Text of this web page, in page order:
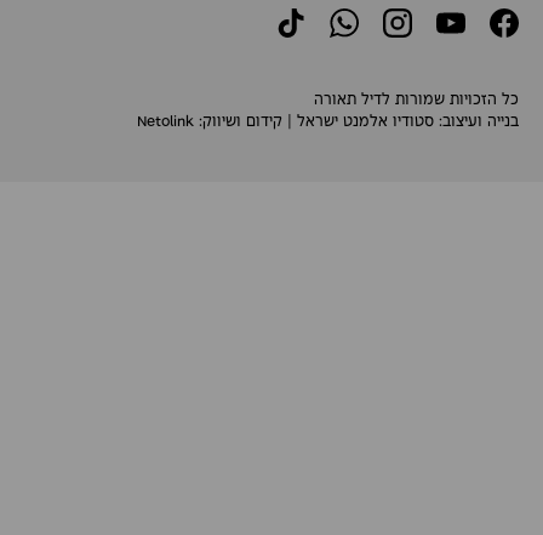
Facebook
YouTube
Instagram
WhatsApp
TikTok
כל הזכויות שמורות לדיל תאורה
בנייה ועיצוב: סטודיו אלמנט ישראל | קידום ושיווק: Netolink